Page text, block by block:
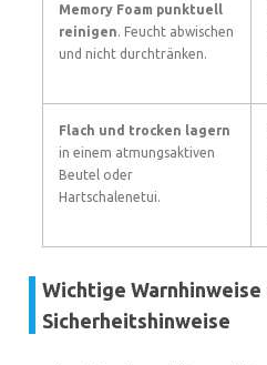
Memory Foam punktuell
reinigen. Feucht abwischen
und nicht durchtränken.
Flach und trocken lagern
in einem atmungsaktiven
Beutel oder
Hartschalenetui.
Wichtige Warnhinweise
Sicherheitshinweise